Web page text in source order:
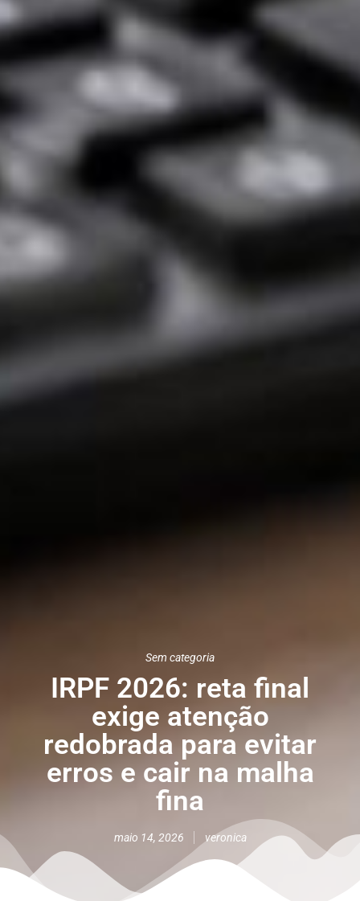
Sem categoria
IRPF 2026: reta final
exige atenção
redobrada para evitar
erros e cair na malha
fina
maio 14, 2026 veronica